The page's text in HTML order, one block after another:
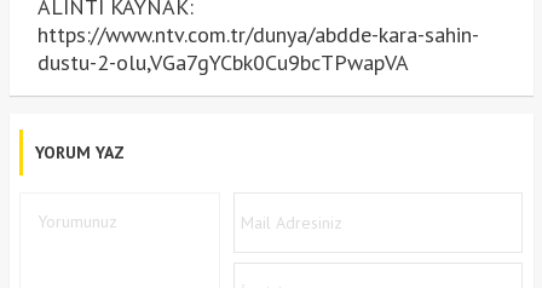
ALINTI KAYNAK:
https://www.ntv.com.tr/dunya/abdde-kara-sahin-
dustu-2-olu,VGa7gYCbk0Cu9bcTPwapVA
YORUM YAZ